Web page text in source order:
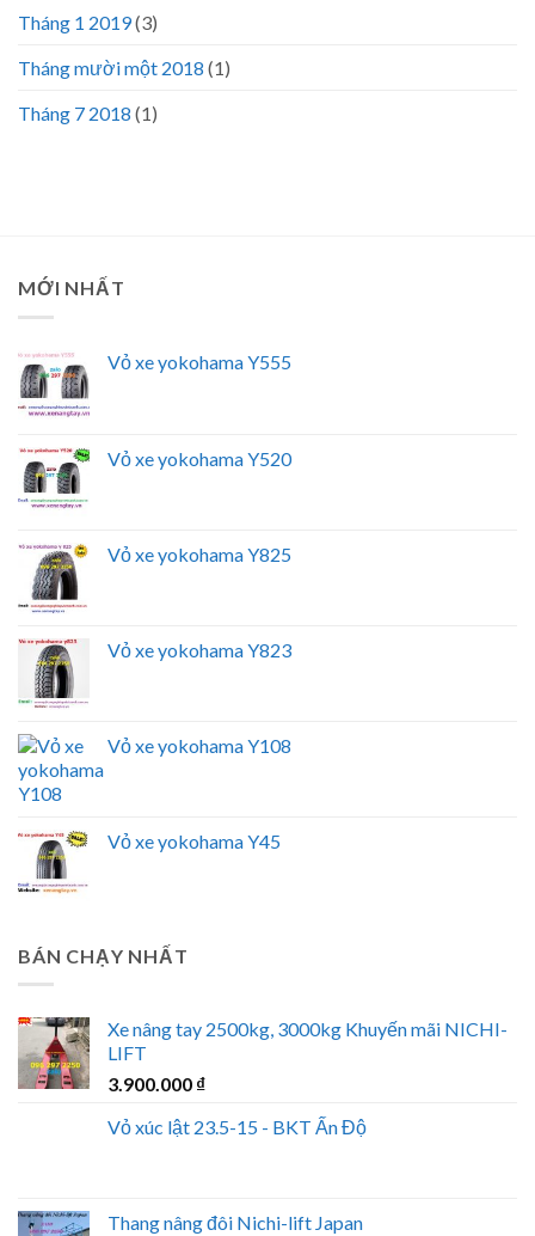
Tháng 1 2019(3)
Tháng mười một 2018 (1)
Tháng 7 2018 (1)
MỚI NHẤT
Vỏ xe yokohama Y555
Vỏ xe yokohama Y520
Vỏ xe yokohama Y825
Vỏ xe yokohama Y823
Vỏ xe yokohama Y108
Vỏ xe yokohama Y45
BÁN CHẠY NHẤT
Xe nâng tay 2500kg, 3000kg Khuyến mãi NICHI-
LIFT
3.900.000 ₫
Vỏ xúc lật 23.5-15 - BKT Ấn Độ
Thang nâng đôi Nichi-lift Japan